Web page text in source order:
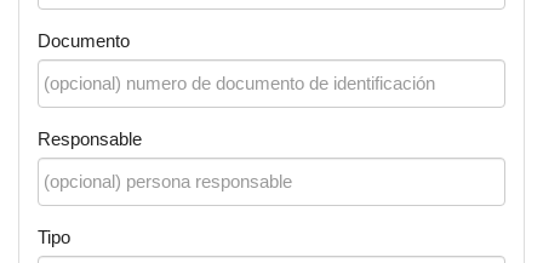
Documento
Responsable
Tipo